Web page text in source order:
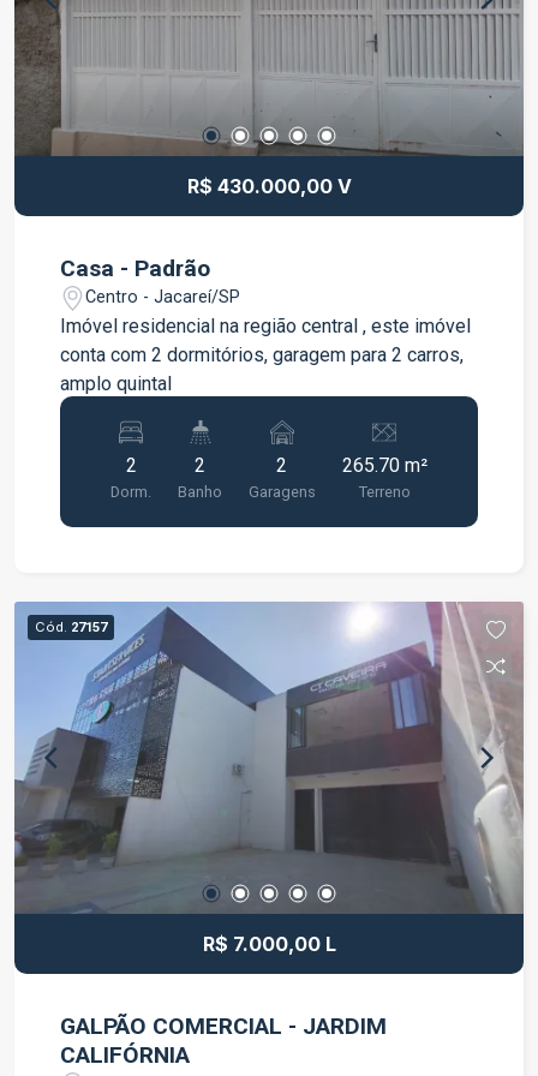
o dia a dia. Uma ótima oportunidade para quem
deseja um apartamento completo e pronto para
morar. Agende sua visita e venha conhecer!
R$ 430.000,00 V
Casa - Padrão
Centro - Jacareí/SP
Imóvel residencial na região central , este imóvel
conta com 2 dormitórios, garagem para 2 carros,
amplo quintal
2
Dorm.
2
Banho
2
Garagens
265.70 m²
Terreno
Cód. 27157
R$ 7.000,00 L
GALPÃO COMERCIAL - JARDIM
CALIFÓRNIA